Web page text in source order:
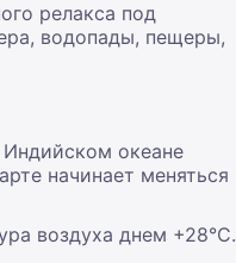
релакса под
водопады, пещеры,
океане
начинает меняться
воздуха днем +28°С.